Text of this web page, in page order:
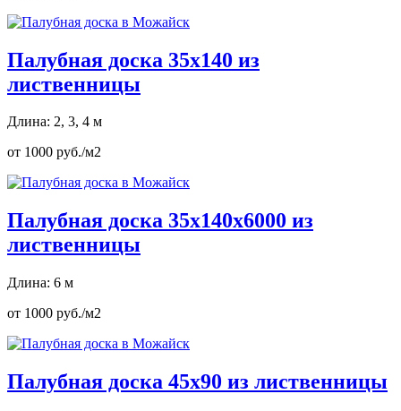
Палубная доска 35х140 из
лиственницы
Длина: 2, 3, 4 м
от 1000 руб./м2
Палубная доска 35х140х6000 из
лиственницы
Длина: 6 м
от 1000 руб./м2
Палубная доска 45х90 из лиственницы